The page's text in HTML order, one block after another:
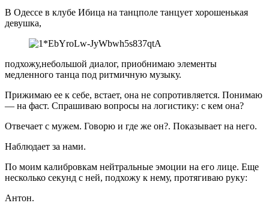
В Одессе в клубе Ибица на танцполе танцует хорошенькая
девушка,
подхожу,небольшой диалог, приобнимаю элементы
медленного танца под ритмичную музыку.
Прижимаю ее к себе, встает, она не сопротивляется. Понимаю
— на фаст. Спрашиваю вопросы на логистику: с кем она?
Отвечает с мужем. Говорю и где же он?. Показывает на него.
Наблюдает за нами.
По моим калибровкам нейтральные эмоции на его лице. Еще
несколько секунд с ней, подхожу к нему, протягиваю руку:
Антон.